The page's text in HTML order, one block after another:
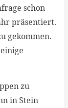
schon
präsentiert.
gekommen.
zu
in Stein